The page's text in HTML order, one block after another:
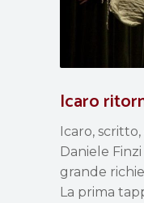
Icaro
Icaro,
Daniele Finzi
grande
La prima